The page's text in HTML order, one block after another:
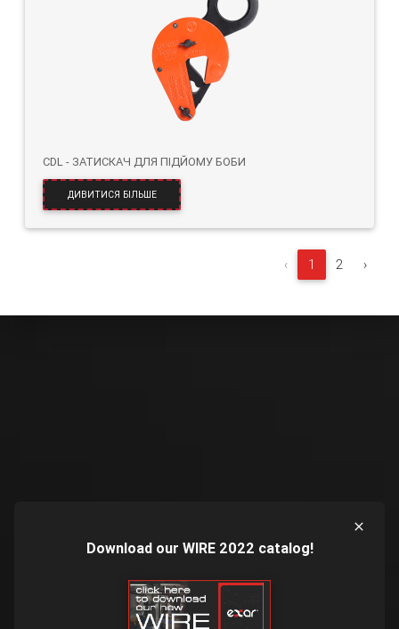
CDL - ЗАТИСКАЧ ДЛЯ ПІДЙОМУ БОБИ
ДИВИТИСЯ БІЛЬШЕ
‹ 1 2 ›
Download our WIRE 2022 catalog!